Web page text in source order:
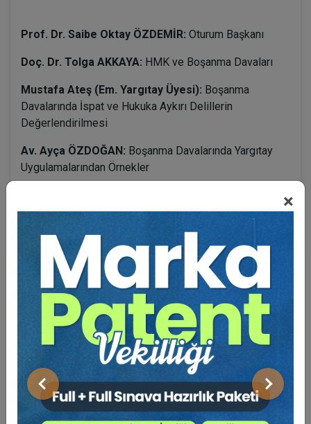
×
Önceki Sonraki
Prof. Dr. Saibe Oktay ÖZDEMİR: Oturum Başkanı
Doç. Dr. Tolga AKKAYA: HMK ve Boşanma Davaları
Mustafa Ateş (Em. Yargıtay Üyesi): Boşanma
Davalarında İspat ve Hukuka Aykırı Delillerin
Değerlendirilmesi
Av. Ayça ÖZDOĞAN: Boşanma Davalarında Yargıtay
Uygulamalarından Örnekler
Üyesi):Boşanma Davalarında İstinaf Sebepleri Ve
BENZER VIDEO EĞITIMLER
Video Eğitim Abonesi Ol: Sadece 5490 TL / Yıllık